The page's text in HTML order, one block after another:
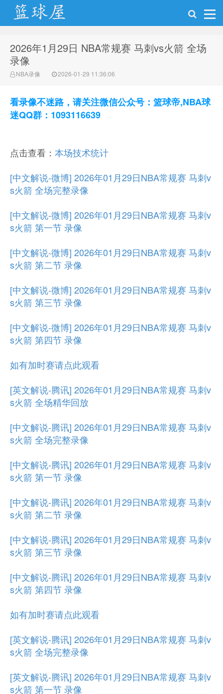
NBA录像网
2026年1月29日 NBA常规赛 马刺vs火箭 全场
录像
NBA录像 2026-01-29 11:36:06
看录像不迷路，请关注微信公众号：篮球帝,NBA球
迷QQ群：1093116639
点击查看： 本场技术统计
[中文解说-微博] 2026年01月29日NBA常规赛 马刺v
s火箭 全场完整录像
[中文解说-微博] 2026年01月29日NBA常规赛 马刺v
s火箭 第一节 录像
[中文解说-微博] 2026年01月29日NBA常规赛 马刺v
s火箭 第二节 录像
[中文解说-微博] 2026年01月29日NBA常规赛 马刺v
s火箭 第三节 录像
[中文解说-微博] 2026年01月29日NBA常规赛 马刺v
s火箭 第四节 录像
如有加时赛请点此观看
[英文解说-腾讯] 2026年01月29日NBA常规赛 马刺v
s火箭 全场精华回放
[中文解说-腾讯] 2026年01月29日NBA常规赛 马刺v
s火箭 全场完整录像
[中文解说-腾讯] 2026年01月29日NBA常规赛 马刺v
s火箭 第一节 录像
[中文解说-腾讯] 2026年01月29日NBA常规赛 马刺v
s火箭 第二节 录像
[中文解说-腾讯] 2026年01月29日NBA常规赛 马刺v
s火箭 第三节 录像
[中文解说-腾讯] 2026年01月29日NBA常规赛 马刺v
s火箭 第四节 录像
如有加时赛请点此观看
[英文解说-腾讯] 2026年01月29日NBA常规赛 马刺v
s火箭 全场完整录像
[英文解说-腾讯] 2026年01月29日NBA常规赛 马刺v
s火箭 第一节 录像